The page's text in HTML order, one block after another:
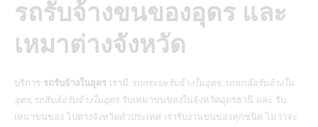
รถรับจ้างขนของอุดร และ
เหมาต่างจังหวัด
บริการ รถรับจ้างในอุดร เรามี
รถกระบะรับจ้างในอุดร,รถหกล้อรับจ้างใน
อุดร,รถสิบล้อรับจ้างในอุดรรับเหมาขนของในจังหวัดอุดรธานี และ รับ
เหมาขนของ ไปต่างจังหวัดทั่วประเทศ เรารับงานขนของทุกชนิด ไม่ว่าจะ